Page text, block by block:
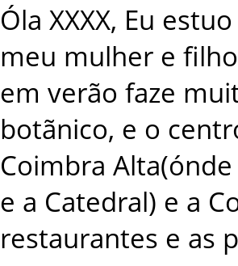
Óla XXXX, Eu estuo
meu mulher e
em verão faze
botãnico, e o
Coimbra Alta(ónde
e a Catedral) e a
restaurantes e as